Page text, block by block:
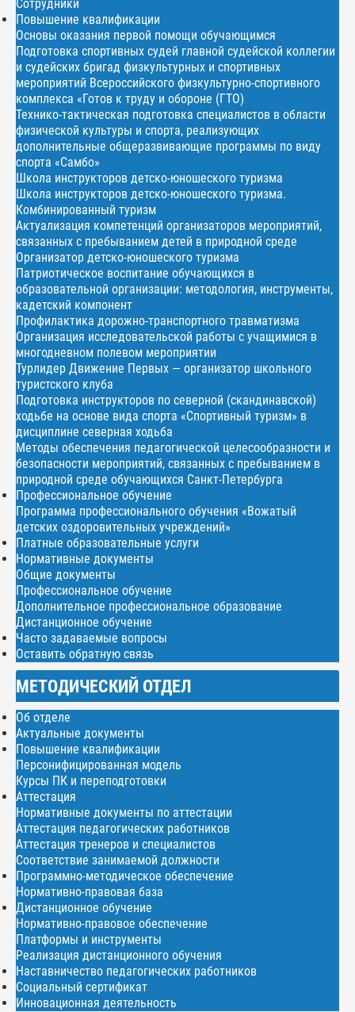
Сотрудники
Повышение квалификации
Основы оказания первой помощи обучающимся
Подготовка спортивных судей главной судейской коллегии
и судейских бригад физкультурных и спортивных
мероприятий Всероссийского физкультурно-спортивного
комплекса «Готов к труду и обороне (ГТО)
Технико-тактическая подготовка специалистов в области
физической культуры и спорта, реализующих
дополнительные общеразвивающие программы по виду
спорта «Самбо»
Школа инструкторов детско-юношеского туризма
Школа инструкторов детско-юношеского туризма.
Комбинированный туризм
Актуализация компетенций организаторов мероприятий,
связанных с пребыванием детей в природной среде
Организатор детско-юношеского туризма
Патриотическое воспитание обучающихся в
образовательной организации: методология, инструменты,
кадетский компонент
Профилактика дорожно-транспортного травматизма
Организация исследовательской работы с учащимися в
многодневном полевом мероприятии
Турлидер Движение Первых — организатор школьного
туристского клуба
Подготовка инструкторов по северной (скандинавской)
ходьбе на основе вида спорта «Спортивный туризм» в
дисциплине северная ходьба
Методы обеспечения педагогической целесообразности и
безопасности мероприятий, связанных с пребыванием в
природной среде обучающихся Санкт-Петербурга
Профессиональное обучение
Программа профессионального обучения «Вожатый
детских оздоровительных учреждений»
Платные образовательные услуги
Нормативные документы
Общие документы
Профессиональное обучение
Дополнительное профессиональное образование
Дистанционное обучение
Часто задаваемые вопросы
Оставить обратную связь
МЕТОДИЧЕСКИЙ ОТДЕЛ
Об отделе
Актуальные документы
Повышение квалификации
Персонифицированная модель
Курсы ПК и переподготовки
Аттестация
Нормативные документы по аттестации
Аттестация педагогических работников
Аттестация тренеров и специалистов
Соответствие занимаемой должности
Программно-методическое обеспечение
Нормативно-правовая база
Дистанционное обучение
Нормативно-правовое обеспечение
Платформы и инструменты
Реализация дистанционного обучения
Наставничество педагогических работников
Социальный сертификат
Инновационная деятельность